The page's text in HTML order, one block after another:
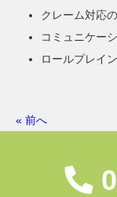
クレーム対応
コミュニケー
ロールプレイ
« 前へ